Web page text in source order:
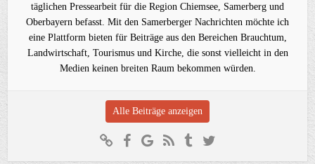
täglichen Pressearbeit für die Region Chiemsee, Samerberg und
Oberbayern befasst. Mit den Samerberger Nachrichten möchte ich
eine Plattform bieten für Beiträge aus den Bereichen Brauchtum,
Landwirtschaft, Tourismus und Kirche, die sonst vielleicht in den
Medien keinen breiten Raum bekommen würden.
Alle Beiträge anzeigen